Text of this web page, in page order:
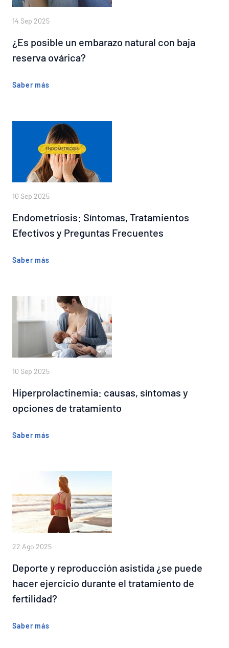
¿Es posible un embarazo natural con baja
reserva ovárica?
14 Sep 2025
Saber más
Endometriosis: Síntomas, Tratamientos
Efectivos y Preguntas Frecuentes
10 Sep 2025
Saber más
Hiperprolactinemia: causas, síntomas y
opciones de tratamiento
10 Sep 2025
Saber más
Deporte y reproducción asistida ¿se puede
hacer ejercicio durante el tratamiento de
fertilidad?
22 Ago 2025
Saber más